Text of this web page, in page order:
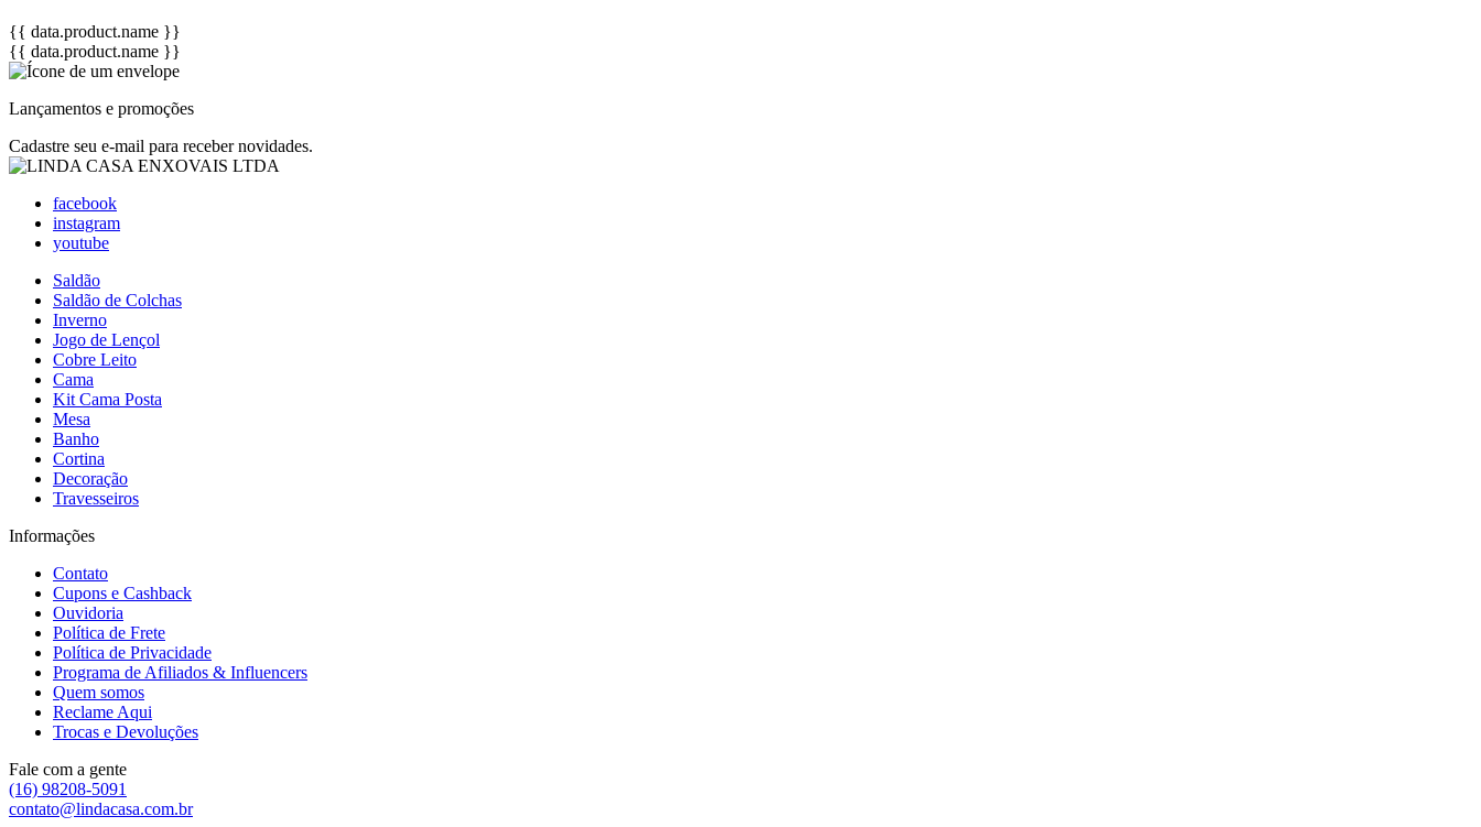
{{ data.product.name }}
{{ data.product.name }}
Lançamentos e promoções
Cadastre seu e-mail para receber novidades.
facebook
instagram
youtube
Saldão
Saldão de Colchas
Inverno
Jogo de Lençol
Cobre Leito
Cama
Kit Cama Posta
Mesa
Banho
Cortina
Decoração
Travesseiros
Informações
Contato
Cupons e Cashback
Ouvidoria
Política de Frete
Política de Privacidade
Programa de Afiliados & Influencers
Quem somos
Reclame Aqui
Trocas e Devoluções
Fale com a gente
(16) 98208-5091
contato@lindacasa.com.br